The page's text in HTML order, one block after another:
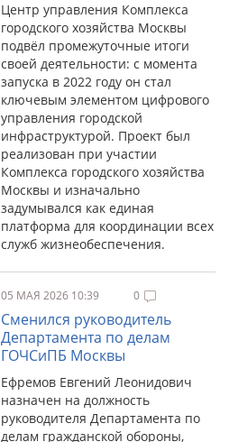
Центр управления Комплекса
городского хозяйства Москвы
подвёл промежуточные итоги
своей деятельности: с момента
запуска в 2022 году он стал
ключевым элементом цифрового
управления городской
инфраструктурой. Проект был
реализован при участии
Комплекса городского хозяйства
Москвы и изначально
задумывался как единая
платформа для координации всех
служб жизнеобеспечения.
05 МАЯ 2026 10:39 0
Сменился руководитель
Департамента по делам
ГОЧСиПБ Москвы
Ефремов Евгений Леонидович
назначен на должность
руководителя Департамента по
делам гражданской обороны,